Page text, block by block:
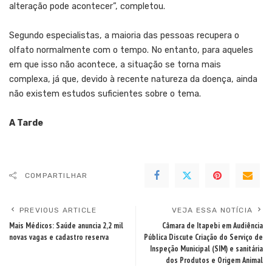
alteração pode acontecer”, completou.
Segundo especialistas, a maioria das pessoas recupera o
olfato normalmente com o tempo. No entanto, para aqueles
em que isso não acontece, a situação se torna mais
complexa, já que, devido à recente natureza da doença, ainda
não existem estudos suficientes sobre o tema.
A Tarde
COMPARTILHAR
PREVIOUS ARTICLE
Mais Médicos: Saúde anuncia 2,2 mil
novas vagas e cadastro reserva
VEJA ESSA NOTÍCIA
Câmara de Itapebi em Audiência
Pública Discute Criação do Serviço de
Inspeção Municipal (SIM) e sanitária
dos Produtos e Origem Animal